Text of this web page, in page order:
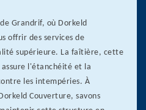
Grandrif, où Dorkeld
offrir des services de
supérieure. La faîtière, cette
l'étanchéité et la
les intempéries. À
Couverture, savons